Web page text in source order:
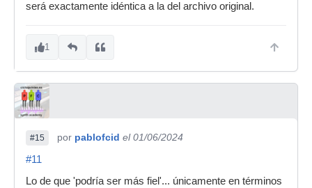
será exactamente idéntica a la del archivo original.
1
#15 por pablofcid el 01/06/2024
#11
Lo de que 'podría ser más fiel'... únicamente en términos